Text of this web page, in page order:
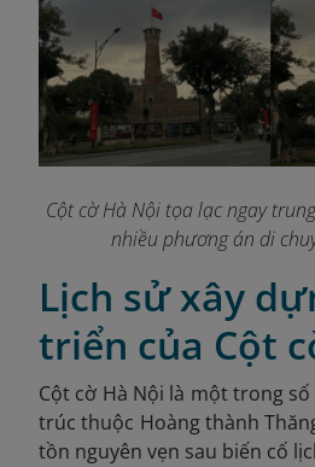
Cột cờ Hà Nội tọa lạc ngay
nhiều phương án di
Lịch sử xây
triển của Cột
Cột cờ Hà Nội là một trong
trúc thuộc Hoàng thành
tồn nguyên vẹn sau biến cố